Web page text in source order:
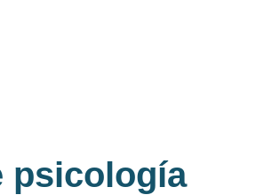
psicología